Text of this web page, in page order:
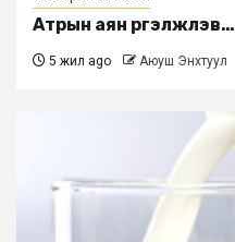
Атрын аян үргэлжлэв…
5 жил ago Аюуш Энхтуул